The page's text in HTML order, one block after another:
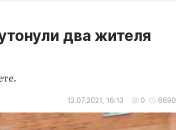
два жителя
12.07.2021, 16:13 0 6690